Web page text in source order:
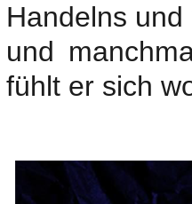
Handelns
und
fühlt er sich